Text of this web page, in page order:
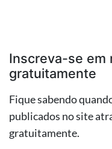
Inscreva-se em
gratuitamente
Fique sabendo
publicados no site
gratuitamente.